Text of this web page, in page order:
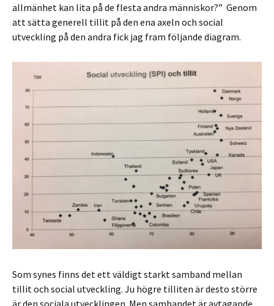
allmänhet kan lita på de flesta andra människor?” Genom
att sätta generell tillit på den ena axeln och social
utveckling på den andra fick jag fram följande diagram.
Som synes finns det ett väldigt starkt samband mellan
tillit och social utveckling. Ju högre tilliten är desto större
är den sociala utvecklingen. Men sambandet är avtagande.